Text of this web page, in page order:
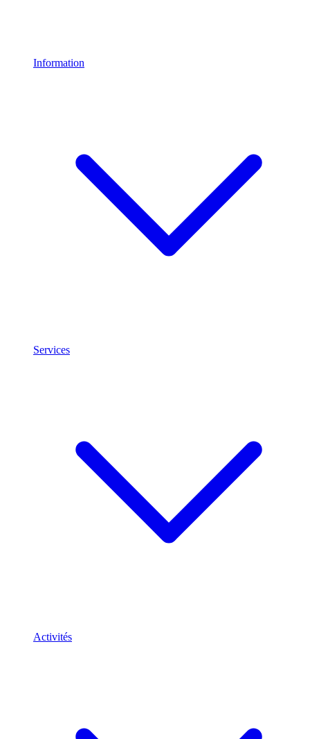
Information
Services
Activités